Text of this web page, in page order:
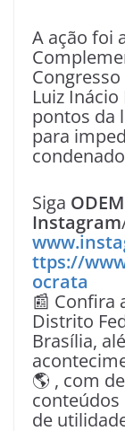
A ação foi
Luiz
pontos da
para
Siga
Instagram
ttps://
ocrata
📰 Confira
Distrito
Brasília,
🌎 , com
conteúdos
de